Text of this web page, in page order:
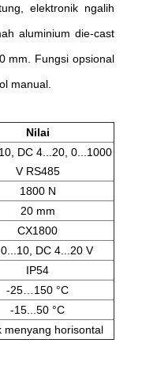
elektronik ngalih
aluminium die-cast
mm. Fungsi opsional
manual.
Nilai
DC 4...20, 0...1000
V RS485
1800 N
20 mm
CX1800
DC 4...20 V
IP54
-25…150 °C
-15...50 °C
menyang horisontal